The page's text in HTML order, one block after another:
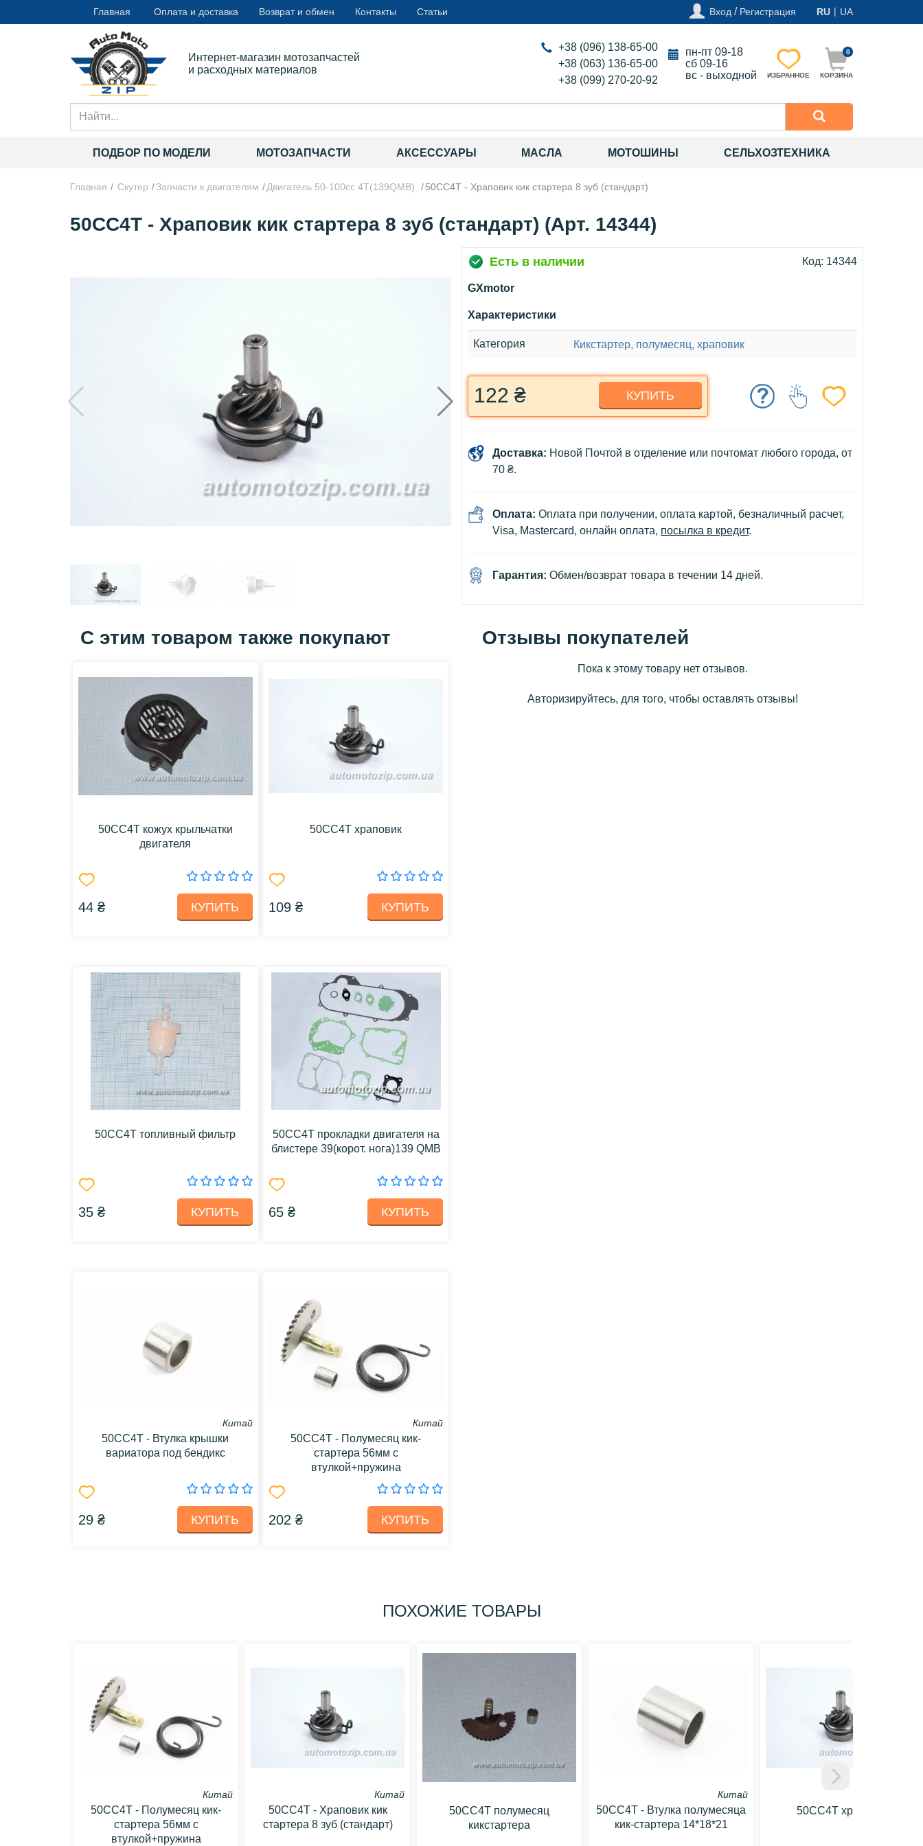
Главная Оплата и доставка Возврат и обмен Контакты Статьи Вход / Регистрация RU | UA
Интернет-магазин мотозапчастей
и расходных материалов
+38 (096) 138-65-00
+38 (063) 136-65-00
+38 (099) 270-20-92
пн-пт 09-18
сб 09-16
вс - выходной
ИЗБРАННОЕ
0
КОРЗИНА
ПОДБОР ПО МОДЕЛИ МОТОЗАПЧАСТИ АКСЕССУАРЫ МАСЛА МОТОШИНЫ СЕЛЬХОЗТЕХНИКА
Главная Скутер Запчасти к двигателям Двигатель 50-100сс 4Т(139QMB) 50CC4T - Храповик кик стартера 8 зуб (стандарт)
50CC4T - Храповик кик стартера 8 зуб (стандарт) (Арт. 14344)
Есть в наличии Код: 14344
GXmotor
Характеристики
Категория Кикстартер, полумесяц, храповик
122 ₴ КУПИТЬ
Доставка: Новой Почтой в отделение или почтомат любого города, от
70 ₴.
Оплата: Оплата при получении, оплата картой, безналичный расчет,
Visa, Mastercard, онлайн оплата, посылка в кредит.
Гарантия: Обмен/возврат товара в течении 14 дней.
С этим товаром также покупают
50CC4T кожух крыльчатки
двигателя
44 ₴ КУПИТЬ
50CC4T храповик
109 ₴ КУПИТЬ
50CC4T топливный фильтр
35 ₴ КУПИТЬ
50CC4T прокладки двигателя на
блистере 39(корот. нога)139 QMB
65 ₴ КУПИТЬ
Китай
50CC4T - Втулка крышки
вариатора под бендикс
29 ₴ КУПИТЬ
Китай
50CC4T - Полумесяц кик-
стартера 56мм с
втулкой+пружина
202 ₴ КУПИТЬ
Отзывы покупателей
Пока к этому товару нет отзывов.
Авторизируйтесь, для того, чтобы оставлять отзывы!
ПОХОЖИЕ ТОВАРЫ
Китай
50CC4T - Полумесяц кик-
стартера 56мм с
втулкой+пружина
Китай
50CC4T - Храповик кик
стартера 8 зуб (стандарт)
50CC4T полумесяц
кикстартера
Китай
50CC4T - Втулка полумесяца
кик-стартера 14*18*21
50CC4T храповик